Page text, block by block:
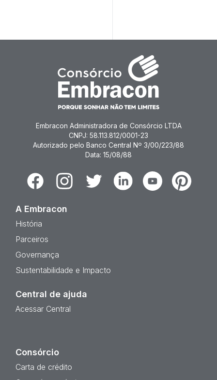
Embracon Administradora de Consórcio LTDA
CNPJ: 58.113.812/0001-23
Autorizado pelo Banco Central Nº 3/00/223/88
Data: 15/08/88
FacebookInstagramTwitter LinkedinYoutubePinterest
A Embracon
História
Parceiros
Governança
Sustentabilidade e Impacto
Central de ajuda
Acessar Central
Consórcio
Carta de crédito